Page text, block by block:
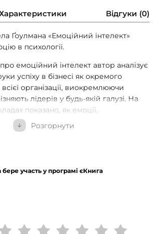
Відгуки (0)
Ґоулмана «Емоційний інтелект»
в психології.
емоційний інтелект автор аналізує
успіху в бізнесі як окремого
всієї організації, виокремлюючи
лідерів у будь-якій галузі. На
показано, як емоції,
навички й здатність
— тобто емоційний інтелект —
посада людини, то вагоміші ці
на тому, що всі ми маємо потенціал
дає нам рекомендації щодо
ефективності.
Розгорнути
бере участь у програмі єКнига